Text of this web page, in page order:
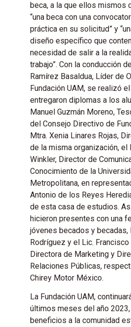
beca, a la que ellos mismos
“una beca con una
práctica en su solicitud” y
diseño específico que
necesidad de salir a la
trabajo”. Con la conducción
Ramírez Basaldua, Líder de
Fundación UAM, se realizó
entregaron diplomas a los
Manuel Guzmán Moreno,
del Consejo Directivo de
Mtra. Xenia Linares Rojas,
de la misma organización, el
Winkler, Director de
Conocimiento de la
Metropolitana, en
Antonio de los Reyes
de esta casa de estudios.
hicieron presentes con una
jóvenes becados y becadas,
Rodríguez y el Lic. Francisco
Directora de Marketing y
Relaciones Públicas,
Chirey Motor México.
La Fundación UAM,
últimos meses del año
beneficios a la comunidad